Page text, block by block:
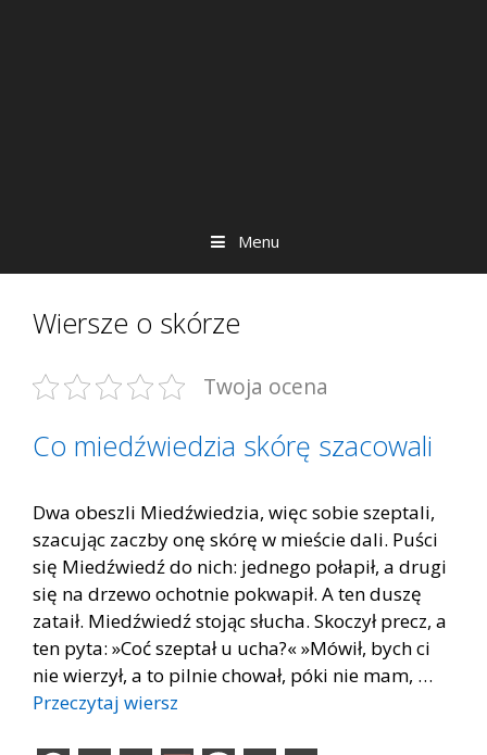
Menu
Wiersze o skórze
Twoja ocena
Co miedźwiedzia skórę szacowali
Dwa obeszli Miedźwiedzia, więc sobie szeptali,
szacując zaczby onę skórę w mieście dali. Puści
się Miedźwiedź do nich: jednego połapił, a drugi
się na drzewo ochotnie pokwapił. A ten duszę
zataił. Miedźwiedź stojąc słucha. Skoczył precz, a
ten pyta: »Coć szeptał u ucha?« »Mówił, bych ci
nie wierzył, a to pilnie chował, póki nie mam, …
Przeczytaj wiersz